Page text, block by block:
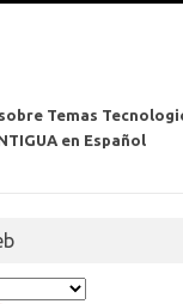
Temas
en Español